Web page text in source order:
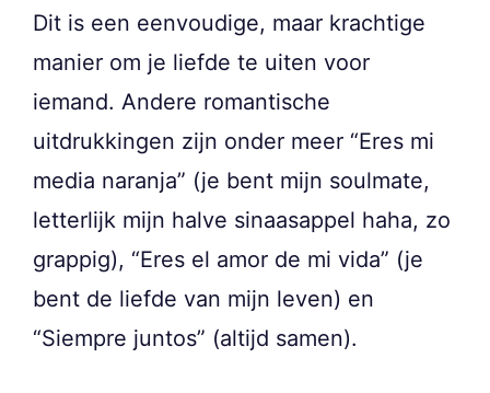
Dit is een eenvoudige, maar krachtige
manier om je liefde te uiten voor
iemand. Andere romantische
uitdrukkingen zijn onder meer “Eres mi
media naranja” (je bent mijn soulmate,
letterlijk mijn halve sinaasappel haha, zo
grappig), “Eres el amor de mi vida” (je
bent de liefde van mijn leven) en
“Siempre juntos” (altijd samen).